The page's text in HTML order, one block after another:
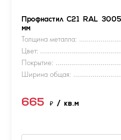
Профнастил С21 RAL
мм
Толщина металла:
Цвет:
Покрытие:
Ширина общая:
665 ₽ / кв.м